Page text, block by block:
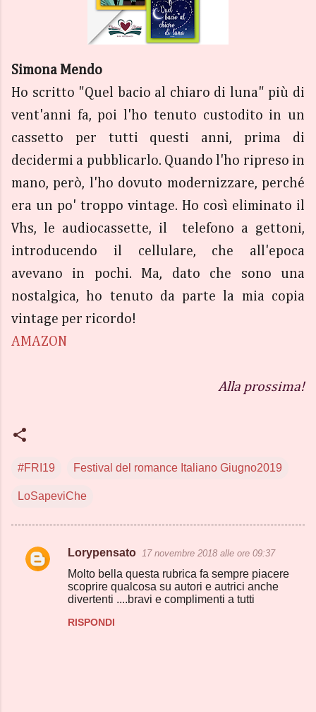
Simona Mendo
Ho scritto "Quel bacio al chiaro di luna" più di
vent'anni fa, poi l'ho tenuto custodito in un
cassetto per tutti questi anni, prima di
decidermi a pubblicarlo. Quando l'ho ripreso in
mano, però, l'ho dovuto modernizzare, perché
era un po' troppo vintage. Ho così eliminato il
Vhs, le audiocassette, il telefono a gettoni,
introducendo il cellulare, che all'epoca
avevano in pochi. Ma, dato che sono una
nostalgica, ho tenuto da parte la mia copia
vintage per ricordo!
AMAZON
Alla prossima!
#FRI19 Festival del romance Italiano Giugno2019
LoSapeviChe
C
Lorypensato 17 novembre 2018 alle ore 09:37
Molto bella questa rubrica fa sempre piacere
scoprire qualcosa su autori e autrici anche
divertenti ....bravi e complimenti a tutti
RISPONDI